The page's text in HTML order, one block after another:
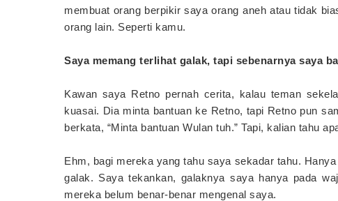
membuat orang berpikir saya orang aneh atau tidak
orang lain. Seperti kamu.
Saya memang terlihat galak, tapi sebenarnya saya
Kawan saya Retno pernah cerita, kalau teman
kuasai. Dia minta bantuan ke Retno, tapi Retno pun
berkata, “Minta bantuan Wulan tuh.” Tapi, kalian tahu
Ehm, bagi mereka yang tahu saya sekadar tahu.
galak. Saya tekankan, galaknya saya hanya pada
mereka belum benar-benar mengenal saya.